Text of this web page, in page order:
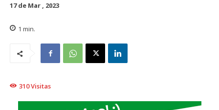
17 de Mar , 2023
1 min.
310Visitas